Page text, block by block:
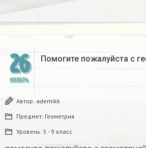
26
НОЯБРЬ
Помогите пожалуйста с
Автор: ademikk
Предмет: Геометрия
Уровень: 5 - 9 класс